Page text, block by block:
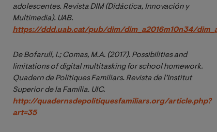
adolescentes. Revista DIM (Didáctica, Innovación y
https://ddd.uab.cat/pub/dim/dim_a2016m10n34/
De Bofarull, I.; Comas, M.A. (2017). Possibilities and
limitations of digital multitasking for school homework.
Quadern de Polítiques Familiars. Revista de l’Institut
http://quadernsdepolitiquesfamiliars.org/article.php?
art=35